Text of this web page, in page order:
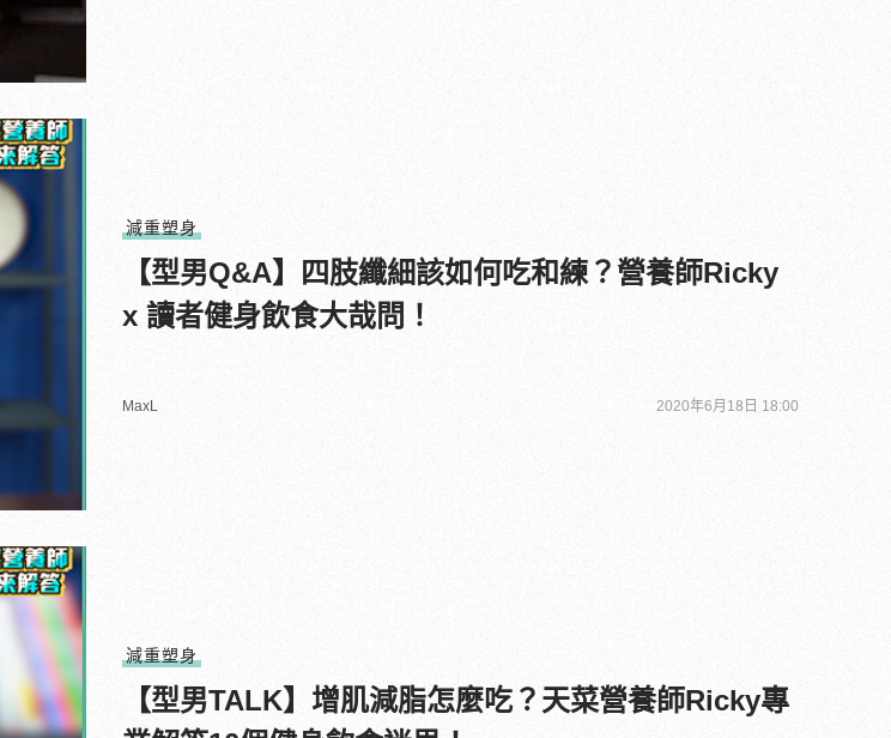
減重塑身
【型男Q&A】四肢纖細該如何吃和練？營養師Ricky
x 讀者健身飲食大哉問！
MaxL 2020年6月18日 18:00
減重塑身
【型男TALK】增肌減脂怎麼吃？天菜營養師Ricky專